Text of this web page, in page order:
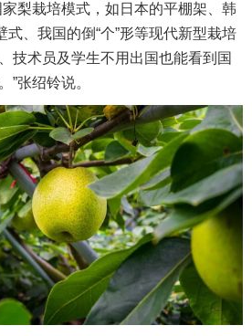
梨栽培模式，如日本的平棚架、韩
式、我国的倒“个”形等现代新型栽培
技术员及学生不用出国也能看到国
”张绍铃说。